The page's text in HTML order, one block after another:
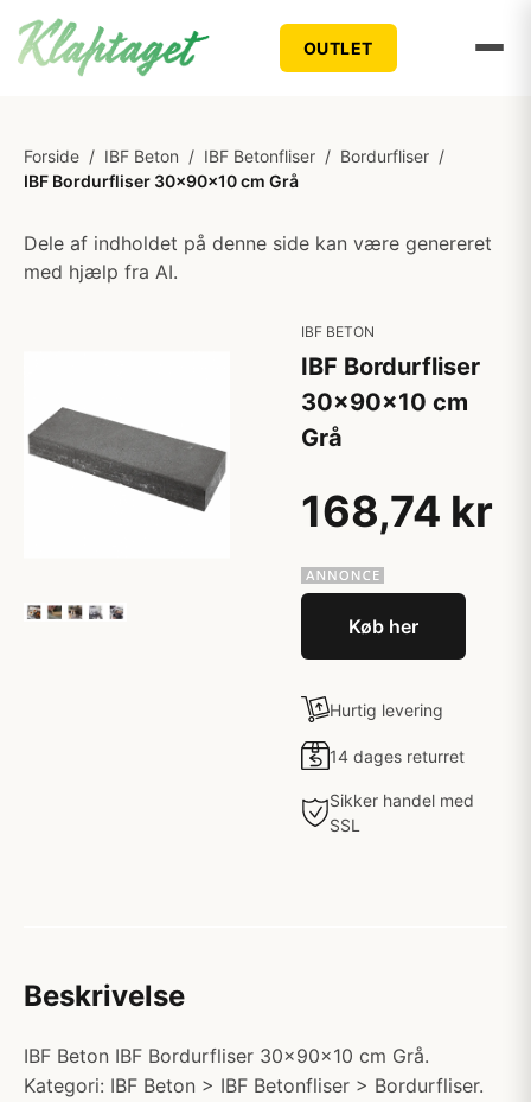
OUTLET
Forside / IBF Beton / IBF Betonfliser / Bordurfliser /
IBF Bordurfliser 30x90x10 cm Grå
Dele af indholdet på denne side kan være genereret
med hjælp fra AI.
IBF BETON
IBF Bordurfliser
30x90x10 cm
Grå
168,74 kr
Køb her
Hurtig levering
14 dages returret
Sikker handel med
SSL
Beskrivelse
IBF Beton IBF Bordurfliser 30x90x10 cm Grå.
Kategori: IBF Beton > IBF Betonfliser > Bordurfliser.